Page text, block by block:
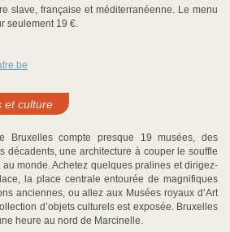
slave, française et méditerranéenne. Le menu
seulement 19 €.
et culture
Bruxelles compte presque 19 musées, des
décadents, une architecture à couper le souffle
monde. Achetez quelques pralines et dirigez-
la place centrale entourée de magnifiques
anciennes, ou allez aux Musées royaux d’Art
d’objets culturels est exposée. Bruxelles
heure au nord de Marcinelle.